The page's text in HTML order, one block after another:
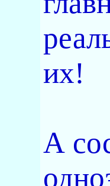
их!
А